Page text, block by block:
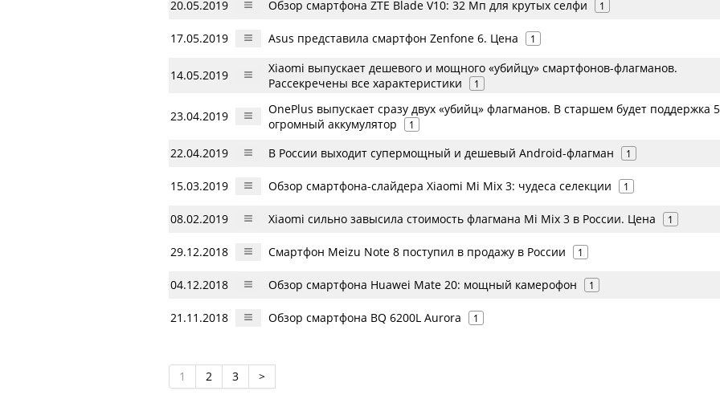
20.05.2019 Обзор смартфона ZTE Blade V10: 32 Мп для крутых селфи 1
17.05.2019 Asus представила смартфон Zenfone 6. Цена 1
14.05.2019
Xiaomi выпускает дешевого и мощного «убийцу» смартфонов-флагманов.
Рассекречены все характеристики
1
23.04.2019
OnePlus выпускает сразу двух «убийц» флагманов. В старшем будет поддержка
огромный аккумулятор
1
22.04.2019 В России выходит супермощный и дешевый Android-флагман 1
15.03.2019 Обзор смартфона-слайдера Xiaomi Mi Mix 3: чудеса селекции 1
08.02.2019 Xiaomi сильно завысила стоимость флагмана Mi Mix 3 в России. Цена 1
29.12.2018 Смартфон Meizu Note 8 поступил в продажу в России 1
04.12.2018 Обзор смартфона Huawei Mate 20: мощный камерофон 1
21.11.2018 Обзор смартфона BQ 6200L Aurora 1
1 2 3 >